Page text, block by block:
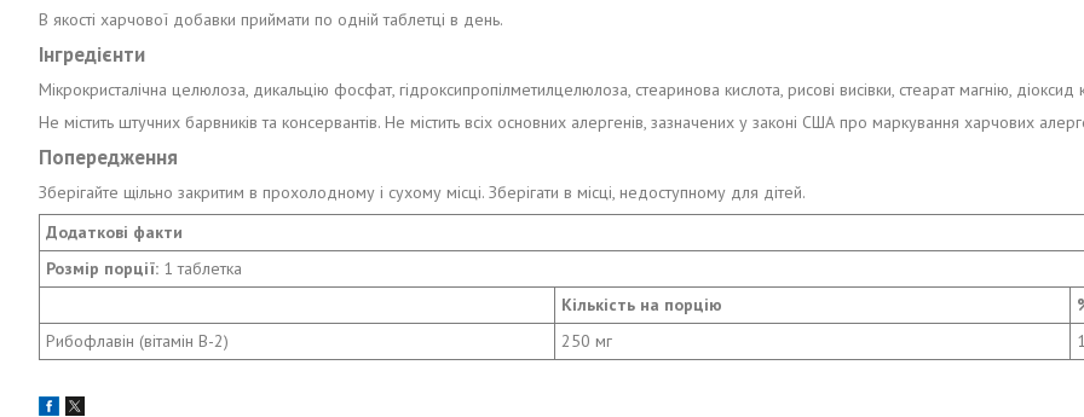
В якості харчової добавки приймати по одній таблетці в день.
Інгредієнти
Мікрокристалічна целюлоза, дикальцію фосфат, гідроксипропілметилцелюлоза, стеаринова кислота, рисові висівки, стеарат магнію,
Не містить штучних барвників та консервантів. Не містить всіх основних алергенів, зазначених у законі США про маркування харчових
Попередження
Зберігайте щільно закритим в прохолодному і сухому місці. Зберігати в місці, недоступному для дітей.
Додаткові факти
Розмір порції: 1 таблетка
Кількість на порцію
Рибофлавін (вітамін B-2)
250 мг